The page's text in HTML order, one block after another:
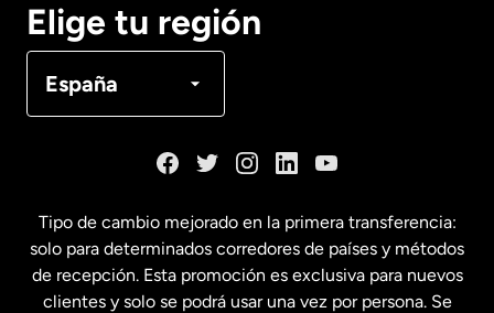
Elige tu región
España
Francia
Tipo de cambio mejorado en la primera transferencia:
solo para determinados corredores de países y métodos
de recepción. Esta promoción es exclusiva para nuevos
clientes y solo se podrá usar una vez por persona. Se